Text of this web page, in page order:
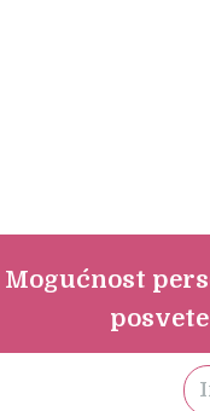
Mogućnost
posvete